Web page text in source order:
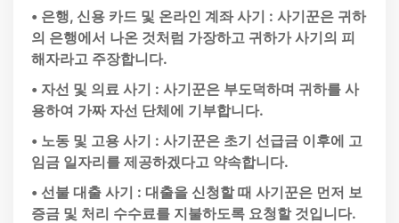
• 은행, 신용 카드 및 온라인 계좌 사기 : 사기꾼은 귀하
의 은행에서 나온 것처럼 가장하고 귀하가 사기의 피
해자라고 주장합니다.
• 자선 및 의료 사기 : 사기꾼은 부도덕하며 귀하를 사
용하여 가짜 자선 단체에 기부합니다.
• 노동 및 고용 사기 : 사기꾼은 초기 선급금 이후에 고
임금 일자리를 제공하겠다고 약속합니다.
• 선불 대출 사기 : 대출을 신청할 때 사기꾼은 먼저 보
증금 및 처리 수수료를 지불하도록 요청할 것입니다.